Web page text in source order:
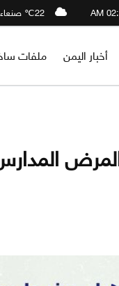
22℃ صنعاء, اليمن
أخبار اليمن ملفات
المرض